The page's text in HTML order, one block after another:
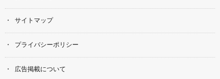
サイトマップ
プライバシーポリシー
広告掲載について